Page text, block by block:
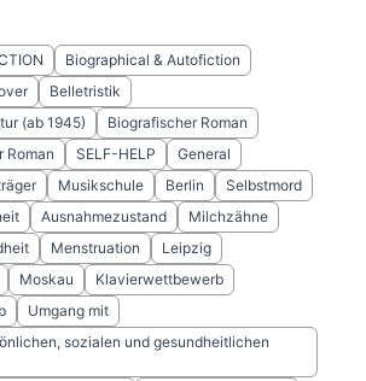
Biographical & Autofiction
Belletristik
(ab 1945)
Biografischer Roman
Roman
SELF-HELP
General
Musikschule Berlin
Selbstmord
Ausnahmezustand
Milchzähne
Menstruation
Leipzig
Moskau
Klavierwettbewerb
Umgang mit
sozialen und gesundheitlichen